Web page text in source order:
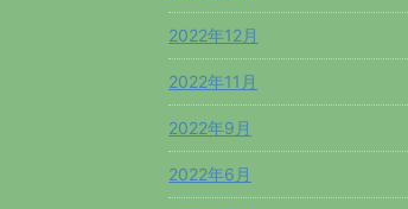
2022年12月
2022年11月
2022年9月
2022年6月